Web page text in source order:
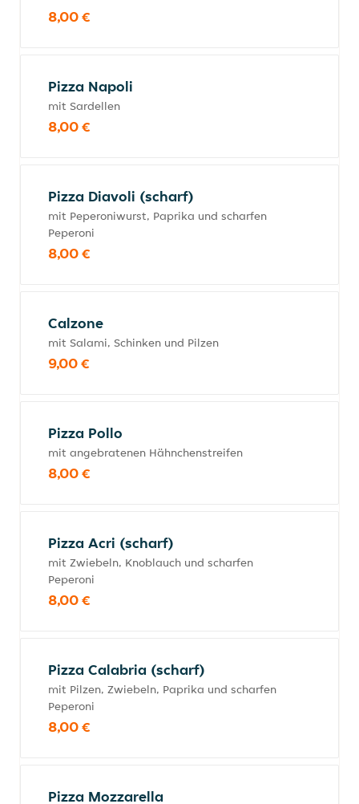
8,00 €
Pizza Napoli
mit Sardellen
8,00 €
Pizza Diavoli (scharf)
mit Peperoniwurst, Paprika und scharfen
Peperoni
8,00 €
Calzone
mit Salami, Schinken und Pilzen
9,00 €
Pizza Pollo
mit angebratenen Hähnchenstreifen
8,00 €
Pizza Acri (scharf)
mit Zwiebeln, Knoblauch und scharfen
Peperoni
8,00 €
Pizza Calabria (scharf)
mit Pilzen, Zwiebeln, Paprika und scharfen
Peperoni
8,00 €
Pizza Mozzarella